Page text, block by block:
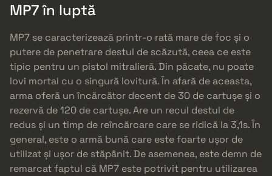
MP7 în luptă
MP7 se caracterizează printr-o rată mare de foc și o
putere de penetrare destul de scăzută, ceea ce este
tipic pentru un pistol mitralieră. Din păcate, nu poate
lovi mortal cu o singură lovitură. În afară de aceasta,
arma oferă un încărcător decent de 30 de cartușe și o
rezervă de 120 de cartușe. Are un recul destul de
redus și un timp de reîncărcare care se ridică la 3,1s. În
general, este o armă bună care este foarte ușor de
utilizat și ușor de stăpânit. De asemenea, este demn de
remarcat faptul că MP7 este potrivit pentru utilizarea